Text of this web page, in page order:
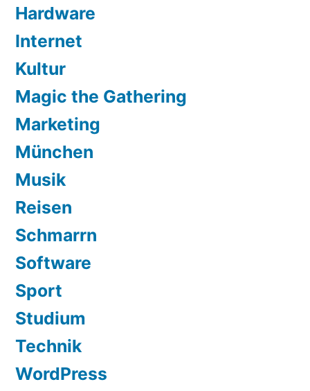
Hardware
Internet
Kultur
Magic the Gathering
Marketing
München
Musik
Reisen
Schmarrn
Software
Sport
Studium
Technik
WordPress